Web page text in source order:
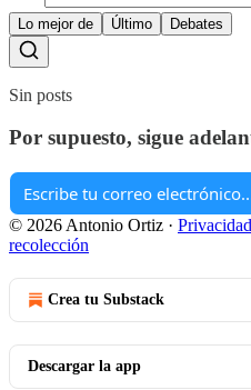
Lo mejor de Último Debates
Sin posts
Por supuesto, sigue
© 2026 Antonio Ortiz · Privacidad
recolección
Crea tu Substack
Descargar la app